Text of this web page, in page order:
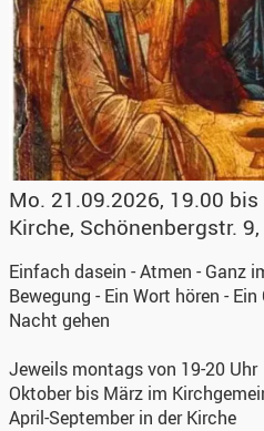
Mo. 21.09.2026, 19.00
Kirche, Schönenbergstr.
Einfach dasein - Atmen - Ganz
Bewegung - Ein Wort hören -
Nacht gehen
Jeweils montags von 19-20 Uhr
Oktober bis März im
April-September in der Kirche